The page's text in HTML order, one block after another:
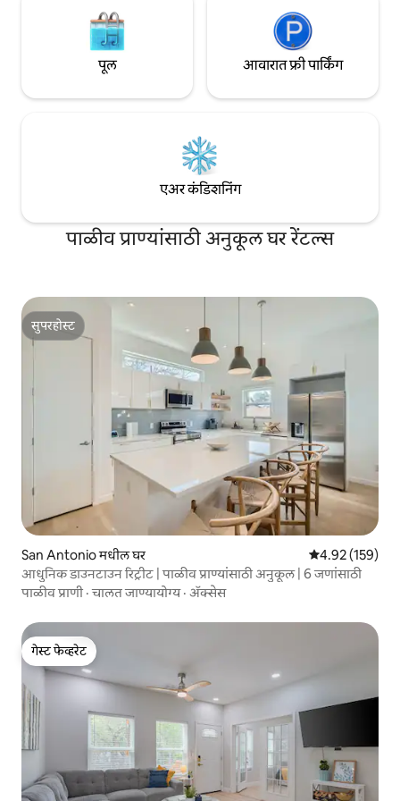
पूल आवारात फ्री पार्किंग
एअर कंडिशनिंग
पाळीव प्राण्यांसाठी अनुकूल घर रेंटल्स
सुपरहोस्ट
सुपरहोस्ट
San Antonio मधील घर 5 पैकी 4.92
4.92 (159)
आधुनिक डाउनटाउन रिट्रीट | पाळीव प्राण्यांसाठी अनुकूल | 6 जणांसाठी
पाळीव प्राणी ·चालत जाण्यायोग्य· ॲक्सेस
गेस्ट फेव्हरेट
गेस्ट फेव्हरेट